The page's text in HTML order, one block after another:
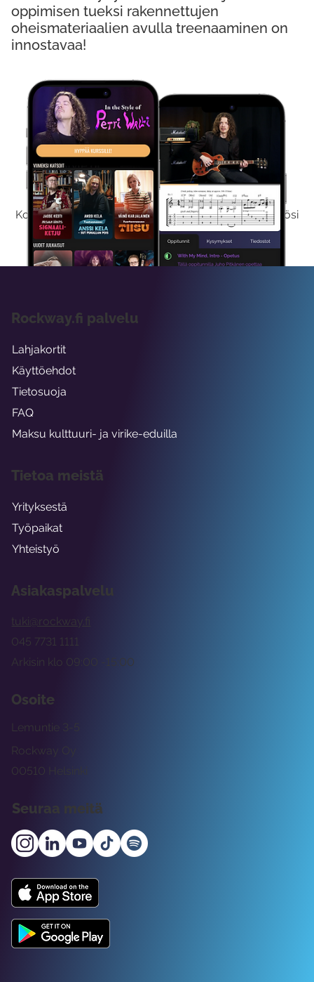
Kokeile Ilmaiseksi
Kokeilemalla ilmaiseksi saat koko sisältömme käyttöösi
viikon ajaksi.
oppimisen tueksi rakennettujen
oheismateriaalien avulla treenaaminen on
innostavaa!
Asiakaspalvelu
tuki@rockway.fi
Arkisin klo 09:00 -15:00
045 7731 1111
Osoite
Rockway Oy
Lemuntie 3-5
00510 Helsinki
Seuraa meitä
Rockway.fi palvelu
Lahjakortit
Käyttöehdot
Tietosuoja
FAQ
Maksu kulttuuri- ja virike-eduilla
Tietoa meistä
Yrityksestä
Työpaikat
Yhteistyö